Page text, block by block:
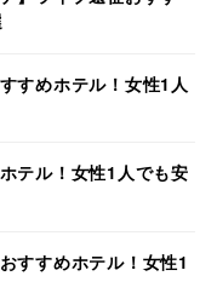
すめホテル！女性1人
テル！女性1人でも安
すすめホテル！女性1